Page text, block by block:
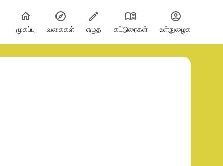
முகப்பு வகைகள் எழுத கட்டுரைகள் உள்நுழைக